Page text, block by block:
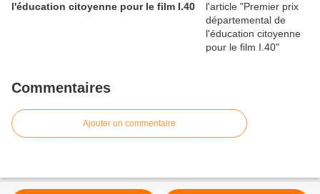
l'éducation citoyenne pour le film I.40
Commentaires
Ajouter un commentaire